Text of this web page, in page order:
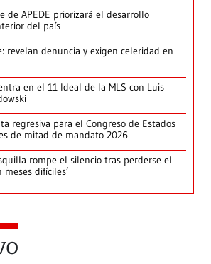
de APEDE priorizará el desarrollo
del país
revelan denuncia y exigen celeridad en
en el 11 Ideal de la MLS con Luis
regresiva para el Congreso de Estados
de mitad de mandato 2026
rompe el silencio tras perderse el
meses difíciles’